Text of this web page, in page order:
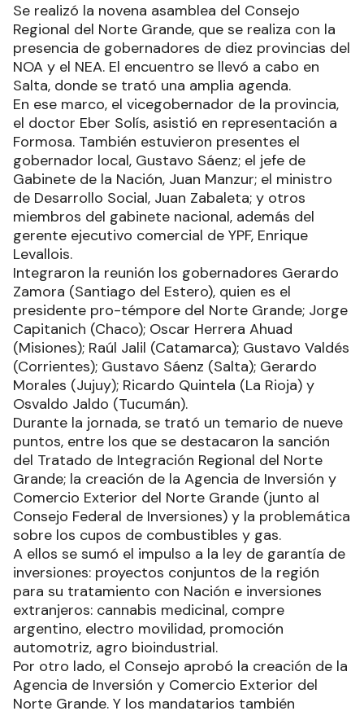
Se realizó la novena asamblea del Consejo
Regional del Norte Grande, que se realiza con la
presencia de gobernadores de diez provincias del
NOA y el NEA. El encuentro se llevó a cabo en
Salta, donde se trató una amplia agenda.
En ese marco, el vicegobernador de la provincia,
el doctor Eber Solís, asistió en representación a
Formosa. También estuvieron presentes el
gobernador local, Gustavo Sáenz; el jefe de
Gabinete de la Nación, Juan Manzur; el ministro
de Desarrollo Social, Juan Zabaleta; y otros
miembros del gabinete nacional, además del
gerente ejecutivo comercial de YPF, Enrique
Levallois.
Integraron la reunión los gobernadores Gerardo
Zamora (Santiago del Estero), quien es el
presidente pro-témpore del Norte Grande; Jorge
Capitanich (Chaco); Oscar Herrera Ahuad
(Misiones); Raúl Jalil (Catamarca); Gustavo Valdés
(Corrientes); Gustavo Sáenz (Salta); Gerardo
Morales (Jujuy); Ricardo Quintela (La Rioja) y
Osvaldo Jaldo (Tucumán).
Durante la jornada, se trató un temario de nueve
puntos, entre los que se destacaron la sanción
del Tratado de Integración Regional del Norte
Grande; la creación de la Agencia de Inversión y
Comercio Exterior del Norte Grande (junto al
Consejo Federal de Inversiones) y la problemática
sobre los cupos de combustibles y gas.
A ellos se sumó el impulso a la ley de garantía de
inversiones: proyectos conjuntos de la región
para su tratamiento con Nación e inversiones
extranjeros: cannabis medicinal, compre
argentino, electro movilidad, promoción
automotriz, agro bioindustrial.
Por otro lado, el Consejo aprobó la creación de la
Agencia de Inversión y Comercio Exterior del
Norte Grande. Y los mandatarios también